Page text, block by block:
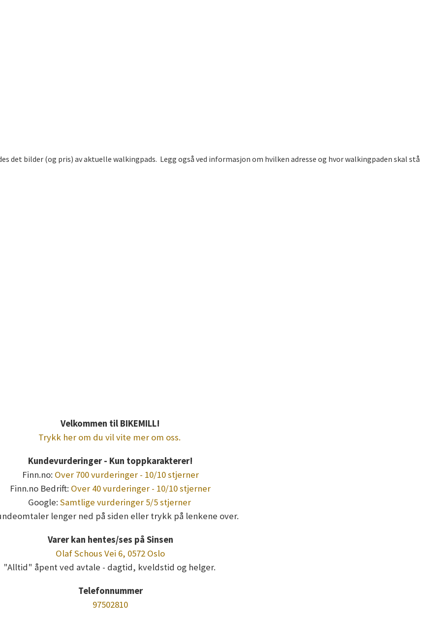
det bilder (og pris) av aktuelle walkingpads. Legg også ved informasjon om hvilken adresse og hvor walkingpaden skal stå
Velkommen til BIKEMILL!
Trykk her om du vil vite mer om oss.
Kundevurderinger - Kun toppkarakterer!
Finn.no: Over 700 vurderinger - 10/10 stjerner
Finn.no Bedrift: Over 40 vurderinger - 10/10 stjerner
Google: Samtlige vurderinger 5/5 stjerner
lenger ned på siden eller trykk på lenkene over.
Varer kan hentes/ses på Sinsen
Olaf Schous Vei 6, 0572 Oslo
"Alltid" åpent ved avtale - dagtid, kveldstid og helger.
Telefonnummer
97502810